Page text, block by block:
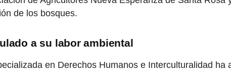
de los bosques.
a su labor ambiental
en Derechos Humanos e Interculturalidad